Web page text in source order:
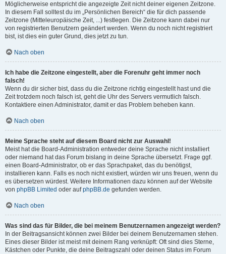
Möglicherweise entspricht die angezeigte Zeit nicht deiner eigenen Zeitzone.
In diesem Fall solltest du im „Persönlichen Bereich“ die für dich passende
Zeitzone (Mitteleuropäische Zeit, ...) festlegen. Die Zeitzone kann dabei nur
von registrierten Benutzern geändert werden. Wenn du noch nicht registriert
bist, ist dies ein guter Grund, dies jetzt zu tun.
Nach oben
Ich habe die Zeitzone eingestellt, aber die Forenuhr geht immer noch
falsch!
Wenn du dir sicher bist, dass du die Zeitzone richtig eingestellt hast und die
Zeit trotzdem noch falsch ist, geht die Uhr des Servers vermutlich falsch.
Kontaktiere einen Administrator, damit er das Problem beheben kann.
Nach oben
Meine Sprache steht auf diesem Board nicht zur Auswahl!
Meist hat die Board-Administration entweder deine Sprache nicht installiert
oder niemand hat das Forum bislang in deine Sprache übersetzt. Frage ggf.
einen Board-Administrator, ob er das Sprachpaket, das du benötigst,
installieren kann. Falls es noch nicht existiert, würden wir uns freuen, wenn du
es übersetzen würdest. Weitere Informationen dazu können auf der Website
von phpBB Limited oder aufphpBB.de gefunden werden.
Nach oben
Was sind das für Bilder, die bei meinem Benutzernamen angezeigt werden?
In der Beitragsansicht können zwei Bilder bei deinem Benutzernamen stehen.
Eines dieser Bilder ist meist mit deinem Rang verknüpft: Oft sind dies Sterne,
Kästchen oder Punkte, die deine Beitragszahl oder deinen Status im Forum